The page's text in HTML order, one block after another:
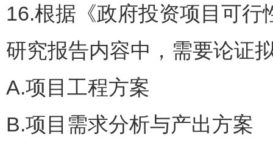
16.根据《政府投资项目可
研究报告内容中，需要论证
A.项目工程方案
B.项目需求分析与产出方案